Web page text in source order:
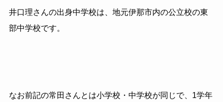
井口理さんの出身中学校は、地元伊那市内の公立校の東
部中学校です。
なお前記の常田さんとは小学校・中学校が同じで、1学年